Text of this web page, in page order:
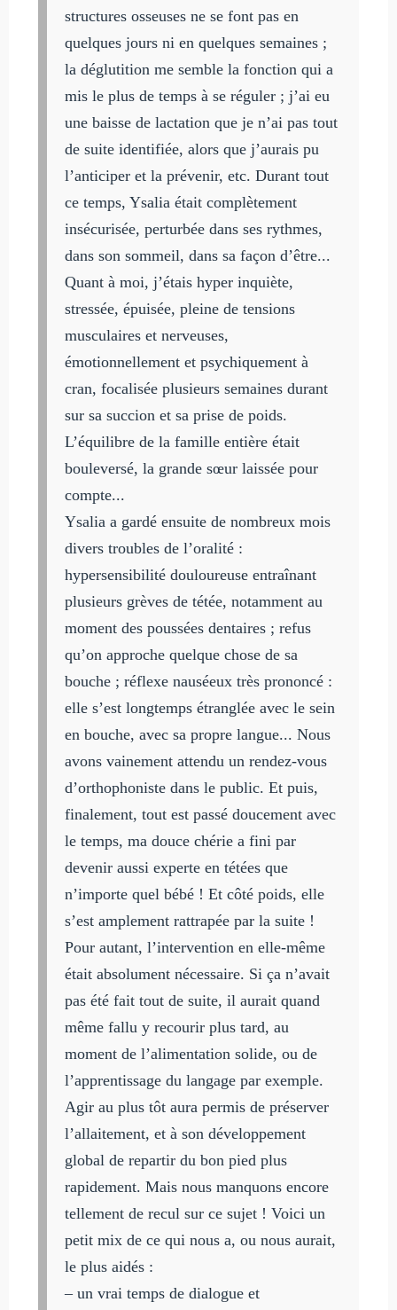
structures osseuses ne se font pas en
quelques jours ni en quelques semaines ;
la déglutition me semble la fonction qui a
mis le plus de temps à se réguler ; j’ai eu
une baisse de lactation que je n’ai pas tout
de suite identifiée, alors que j’aurais pu
l’anticiper et la prévenir, etc. Durant tout
ce temps, Ysalia était complètement
insécurisée, perturbée dans ses rythmes,
dans son sommeil, dans sa façon d’être...
Quant à moi, j’étais hyper inquiète,
stressée, épuisée, pleine de tensions
musculaires et nerveuses,
émotionnellement et psychiquement à
cran, focalisée plusieurs semaines durant
sur sa succion et sa prise de poids.
L’équilibre de la famille entière était
bouleversé, la grande sœur laissée pour
compte...
Ysalia a gardé ensuite de nombreux mois
divers troubles de l’oralité :
hypersensibilité douloureuse entraînant
plusieurs grèves de tétée, notamment au
moment des poussées dentaires ; refus
qu’on approche quelque chose de sa
bouche ; réflexe nauséeux très prononcé :
elle s’est longtemps étranglée avec le sein
en bouche, avec sa propre langue... Nous
avons vainement attendu un rendez-vous
d’orthophoniste dans le public. Et puis,
finalement, tout est passé doucement avec
le temps, ma douce chérie a fini par
devenir aussi experte en tétées que
n’importe quel bébé ! Et côté poids, elle
s’est amplement rattrapée par la suite !
Pour autant, l’intervention en elle-même
était absolument nécessaire. Si ça n’avait
pas été fait tout de suite, il aurait quand
même fallu y recourir plus tard, au
moment de l’alimentation solide, ou de
l’apprentissage du langage par exemple.
Agir au plus tôt aura permis de préserver
l’allaitement, et à son développement
global de repartir du bon pied plus
rapidement. Mais nous manquons encore
tellement de recul sur ce sujet ! Voici un
petit mix de ce qui nous a, ou nous aurait,
le plus aidés :
– un vrai temps de dialogue et